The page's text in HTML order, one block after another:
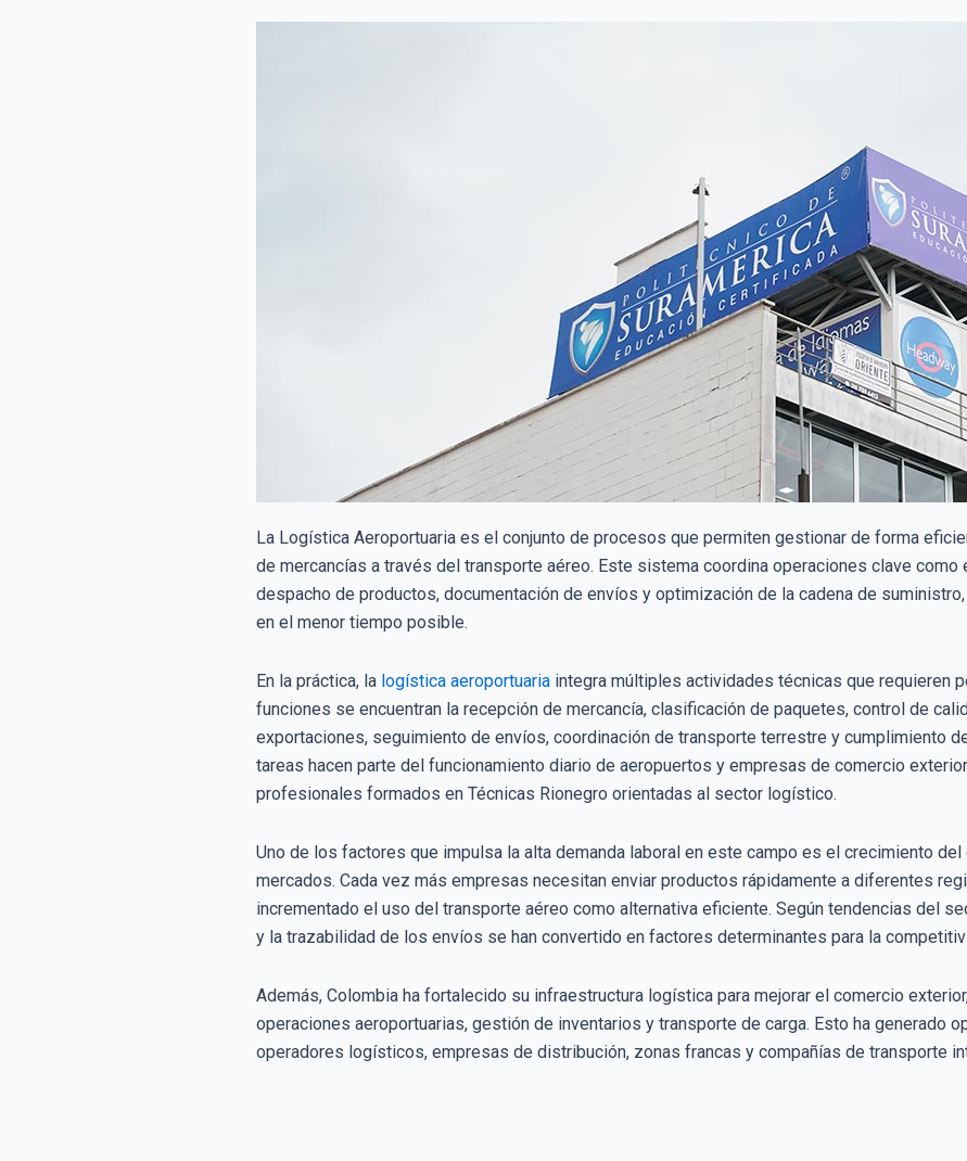
La Logística Aeroportuaria es el conjunto de procesos que permiten gestionar de forma
de mercancías a través del transporte aéreo. Este sistema coordina operaciones clave como
despacho de productos, documentación de envíos y optimización de la cadena de
en el menor tiempo posible.
En la práctica, la logística aeroportuaria integra múltiples actividades técnicas que requieren
funciones se encuentran la recepción de mercancía, clasificación de paquetes, control de
exportaciones, seguimiento de envíos, coordinación de transporte terrestre y cumplimiento
tareas hacen parte del funcionamiento diario de aeropuertos y empresas de comercio
profesionales formados en Técnicas Rionegro orientadas al sector logístico.
Uno de los factores que impulsa la alta demanda laboral en este campo es el crecimiento
mercados. Cada vez más empresas necesitan enviar productos rápidamente a diferentes
incrementado el uso del transporte aéreo como alternativa eficiente. Según tendencias del
y la trazabilidad de los envíos se han convertido en factores determinantes para la
Además, Colombia ha fortalecido su infraestructura logística para mejorar el comercio
operaciones aeroportuarias, gestión de inventarios y transporte de carga. Esto ha generado
operadores logísticos, empresas de distribución, zonas francas y compañías de transporte